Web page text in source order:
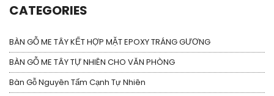
CATEGORIES
BÀN GỖ ME TÂY KẾT HỢP MẶT EPOXY TRÁNG GƯƠNG
BÀN GỖ ME TÂY TỰ NHIÊN CHO VĂN PHÒNG
Bàn Gỗ Nguyên Tấm Cạnh Tự Nhiên